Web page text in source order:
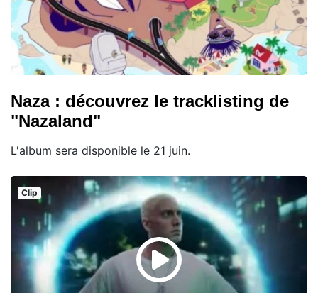
Naza : découvrez le tracklisting de
"Nazaland"
L'album sera disponible le 21 juin.
Clip